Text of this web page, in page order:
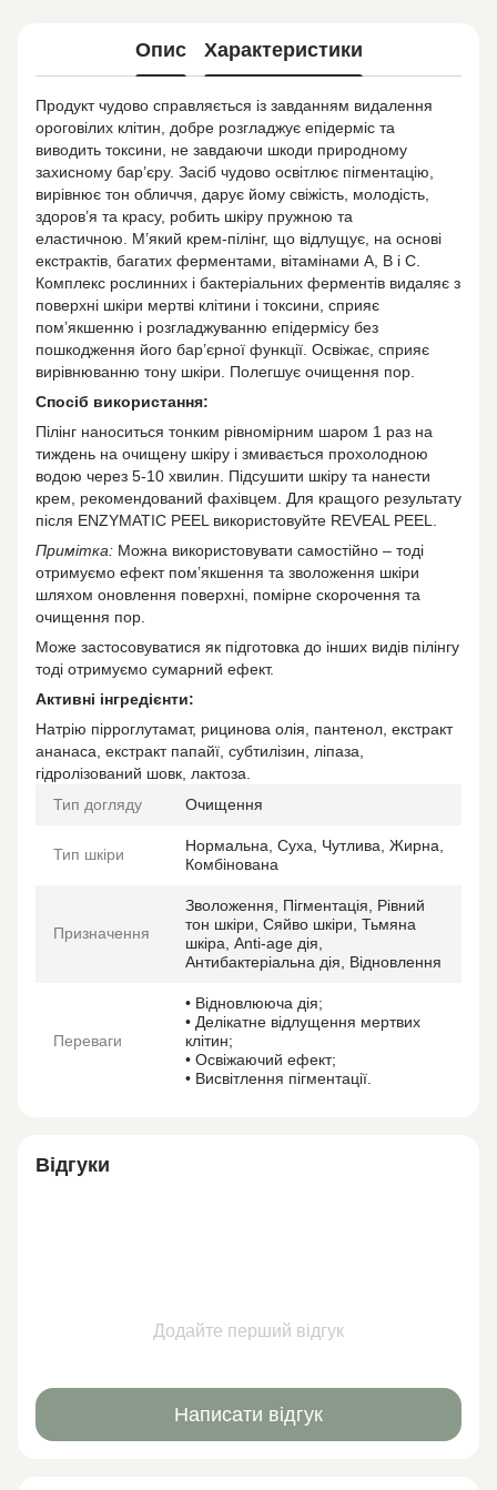
Опис Характеристики
Продукт чудово справляється із завданням видалення
ороговілих клітин, добре розгладжує епідерміс та
виводить токсини, не завдаючи шкоди природному
захисному бар’єру. Засіб чудово освітлює пігментацію,
вирівнює тон обличчя, дарує йому свіжість, молодість,
здоров’я та красу, робить шкіру пружною та
еластичною. М’який крем-пілінг, що відлущує, на основі
екстрактів, багатих ферментами, вітамінами А, В і С.
Комплекс рослинних і бактеріальних ферментів видаляє з
поверхні шкіри мертві клітини і токсини, сприяє
пом’якшенню і розгладжуванню епідермісу без
пошкодження його бар’єрної функції. Освіжає, сприяє
вирівнюванню тону шкіри. Полегшує очищення пор.
Спосіб використання:
Пілінг наноситься тонким рівномірним шаром 1 раз на
тиждень на очищену шкіру і змивається прохолодною
водою через 5-10 хвилин. Підсушити шкіру та нанести
крем, рекомендований фахівцем. Для кращого результату
після ENZYMATIC PEEL використовуйте REVEAL PEEL.
Примітка: Можна використовувати самостійно – тоді
отримуємо ефект пом’якшення та зволоження шкіри
шляхом оновлення поверхні, помірне скорочення та
очищення пор.
Може застосовуватися як підготовка до інших видів пілінгу
тоді отримуємо сумарний ефект.
Активні інгредієнти:
Натрію пірроглутамат, рицинова олія, пантенол, екстракт
ананаса, екстракт папайї, субтилізин, ліпаза,
гідролізований шовк, лактоза.
Тип догляду
Очищення
Тип шкіри
Нормальна, Суха, Чутлива, Жирна,
Комбінована
Призначення
Зволоження, Пігментація, Рівний
тон шкіри, Сяйво шкіри, Тьмяна
шкіра, Anti-age дія,
Антибактеріальна дія, Відновлення
Переваги
• Відновлююча дія;
• Делікатне відлущення мертвих
клітин;
• Освіжаючий ефект;
• Висвітлення пігментації.
Відгуки
Додайте перший відгук
Написати відгук